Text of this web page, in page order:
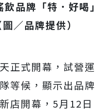
品牌「特．好喝」
／品牌提供）
正式開幕，試營運
等候，顯示出品牌
店開幕，5月12日